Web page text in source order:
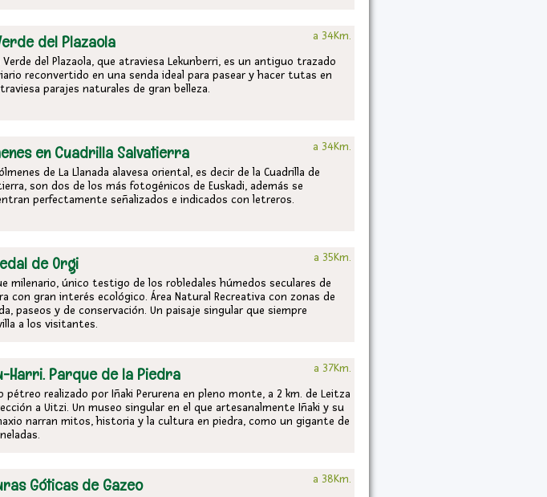
a 34Km.
del Plazaola
Verde del Plazaola, que atraviesa Lekunberri, es un antiguo trazado
reconvertido en una senda ideal para pasear y hacer tutas en
parajes naturales de gran belleza.
a 34Km.
en Cuadrilla Salvatierra
de La Llanada alavesa oriental, es decir de la Cuadrilla de
son dos de los más fotogénicos de Euskadi, además se
perfectamente señalizados e indicados con letreros.
a 35Km.
de Orgi
milenario, único testigo de los robledales húmedos seculares de
con gran interés ecológico. Área Natural Recreativa con zonas de
paseos y de conservación. Un paisaje singular que siempre
a los visitantes.
a 37Km.
Harri. Parque de la Piedra
pétreo realizado por Iñaki Perurena en pleno monte, a 2 km. de Leitza
a Uitzi. Un museo singular en el que artesanalmente Iñaki y su
narran mitos, historia y la cultura en piedra, como un gigante de
a 38Km.
Góticas de Gazeo